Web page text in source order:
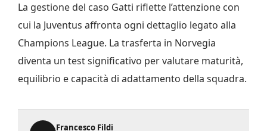
La gestione del caso Gatti riflette l’attenzione con
cui la Juventus affronta ogni dettaglio legato alla
Champions League. La trasferta in Norvegia
diventa un test significativo per valutare maturità,
equilibrio e capacità di adattamento della squadra.
Francesco Fildi